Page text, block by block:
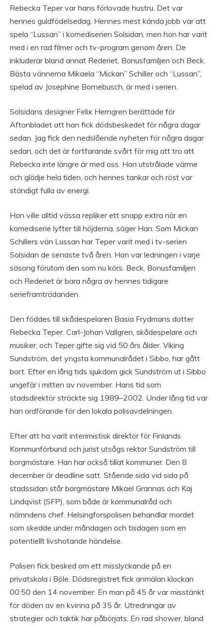
Rebecka Teper var hans förlovade hustru. Det var
hennes guldfödelsedag. Hennes mest kända jobb var att
spela “Lussan” i komediserien Solsidan, men hon har varit
med i en rad filmer och tv-program genom åren. De
inkluderar bland annat Rederiet, Bonusfamiljen och Beck.
Bästa vännerna Mikaela “Mickan” Schiller och “Lussan”,
spelad av Josephine Bornebusch, är med i serien.
Solsidans designer Felix Herngren berättade för
Aftonbladet att han fick dödsbeskedet för några dagar
sedan. Jag fick den nedslående nyheten för några dagar
sedan, och det är fortfarande svårt för mig att tro att
Rebecka inte längre är med oss. Hon utstrålade värme
och glädje hela tiden, och hennes tankar och röst var
ständigt fulla av energi.
Hon ville alltid vässa repliker ett snapp extra när en
komediserie lyfter till höjderna, säger Han. Som Mickan
Schillers vän Lussan har Teper varit med i tv-serien
Solsidan de senaste två åren. Hon var ledningen i varje
säsong förutom den som nu körs. Beck, Bonusfamiljen
och Rederiet är bara några av hennes tidigare
serieframträdanden.
Den föddes till skådespelaren Basia Frydmans dotter
Rebecka Teper. Carl-Johan Vallgren, skådespelare och
musiker, och Teper gifte sig vid 50 års ålder. Viking
Sundström, det yngsta kommunalrådet i Sibbo, har gått
bort. Efter en lång tids sjukdom gick Sundström ut i Sibbo
ungefär i mitten av november. Hans tid som
stadsdirektör sträckte sig 1989–2002. Under lång tid var
han ordförande för den lokala polisavdelningen.
Efter att ha varit interimistisk direktör för Finlands
Kommunförbund och jurist utsågs rektor Sundström till
borgmästare. Han har också tillat kommuner. Den 8
december är deadline satt. Stående sida vid sida på
stadssidan står borgmästare Mikael Grannas och Kaj
Lindqvist (SFP), som både är kommunalråd och
nämndens chef. Helsingforspolisen behandlar mordet
som skedde under måndagen och tisdagen som en
potentiellt livshotande händelse.
Polisen fick besked om ett misslyckande på en
privatskola i Böle. Dödsregistret fick anmälan klockan
00:50 den 14 november. En man på 45 år var misstänkt
för döden av en kvinna på 35 år. Utredningar av
strategier och taktik har påbörjats. En rad shower, bland